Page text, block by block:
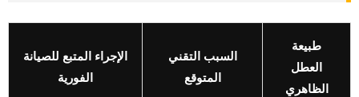
طبيعة
العطل
الظاهري
السبب التقني
المتوقع
الإجراء المتبع للصيانة
الفورية